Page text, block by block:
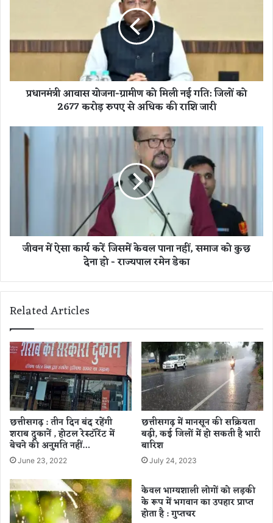
आ
वा
यो
ग
लों
2
7
रो
ड़
रु
प
ए
से
अ
धि
क
की
रा
शि
प्रधानमंत्री आवास योजना-ग्रामीण को मिली नई गति: जिलों को
2677 करोड़ रुपए से अधिक की राशि जारी
क
व
ना
हीं
,
स
ज
को
छ
दे
ना
हो
-
जीवन में ऐसा कार्य करें जिसमें केवल पाना नहीं, समाज को कुछ
देना हो - राज्यपाल रमेन डेका
Related Articles
छत्तीसगढ़ : तीन दिन बंद रहेंगी
शराब दुकानें , होटल रेस्टॉरेंट में
बेचने की अनुमति नहीं…
June 23, 2022
छत्तीसगढ़ में मानसून की सक्रियता
बढ़ी, कई जिलों में हो सकती है भारी
बारिश
July 24, 2023
केवल भाग्यशाली लोगों को लड़की
के रूप में भगवान का उपहार प्राप्त
होता है : गुप्तचर